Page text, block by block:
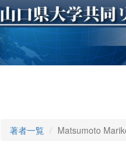
著者一覧 Matsumoto